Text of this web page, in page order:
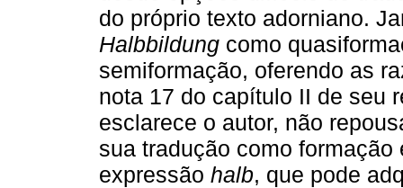
do próprio texto adorniano.
Halbbildung como
semiformação, oferendo as
nota 17 do capítulo II de seu
esclarece o autor, não
sua tradução como
expressão halb, que pode